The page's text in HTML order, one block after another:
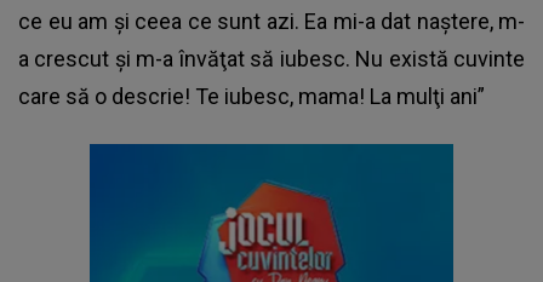
ce eu am şi ceea ce sunt azi. Ea mi-a dat naştere, m-
a crescut şi m-a învăţat să iubesc. Nu există cuvinte
care să o descrie! Te iubesc, mama! La mulţi ani”